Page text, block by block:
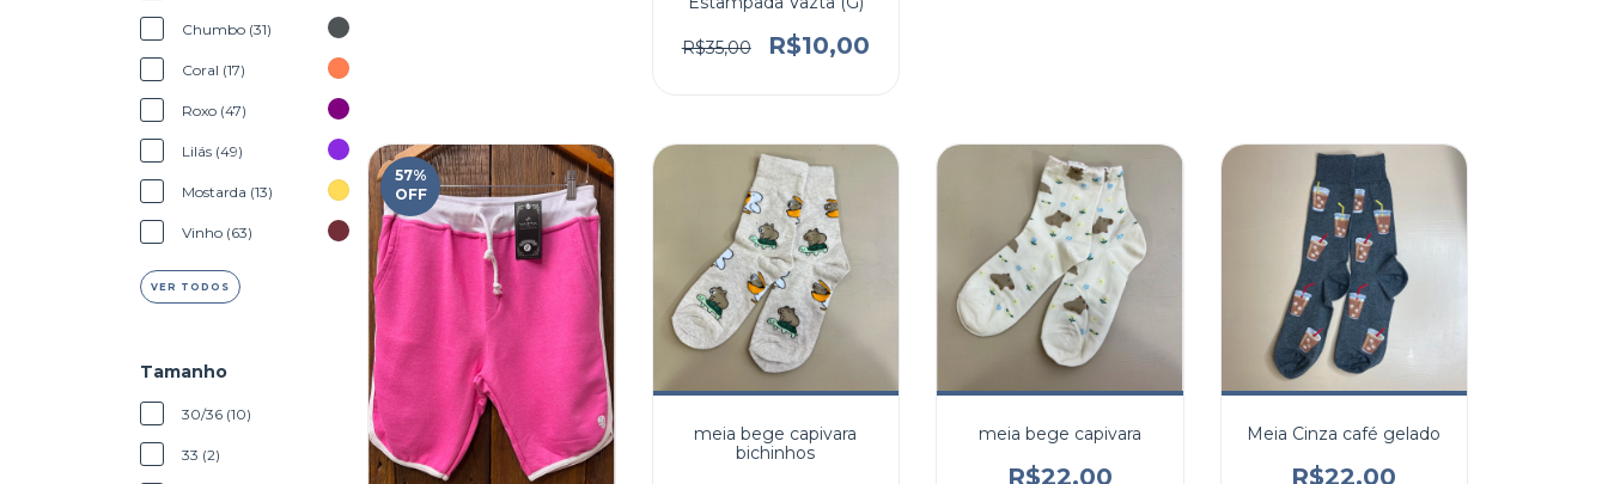
Chumbo (31)
Coral (17)
Roxo (47)
Lilás (49)
Mostarda (13)
Vinho (63)
VER TODOS
Tamanho
30/36 (10)
33 (2)
R$35,00 R$10,00
57%
OFF
meia bege capivara
bichinhos
meia bege capivara
R$22,00
Meia Cinza café gelado
R$22,00